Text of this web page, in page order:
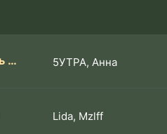
Ты зачем то меня спросишь как мои дела 5УТРА, Анна
Lida, Mzlff